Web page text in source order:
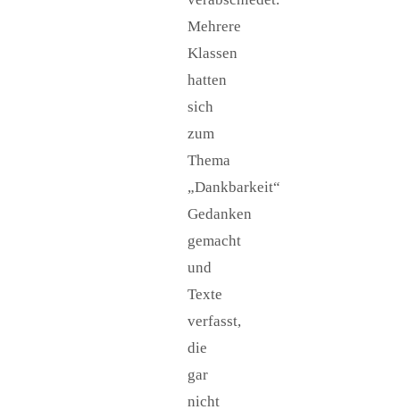
Mehrere
Klassen
hatten
sich
zum
Thema
„Dankbarkeit“
Gedanken
gemacht
und
Texte
verfasst,
die
gar
nicht